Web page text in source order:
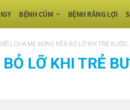
BỆNH CÚM BỆNH RĂNG LỢI
CHA MẸ ĐỪNG NÊN BỎ LỠ KHI TRẺ
LỠ KHI TRẺ